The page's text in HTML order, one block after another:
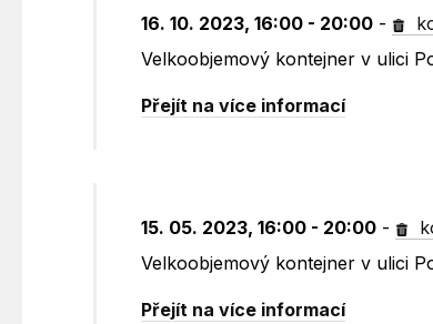
16. 10. 2023, 16:00 - 20:00 -
Velkoobjemový kontejner v ulici
Přejít na více informací
15. 05. 2023, 16:00 - 20:00 -
Velkoobjemový kontejner v ulici
Přejít na více informací